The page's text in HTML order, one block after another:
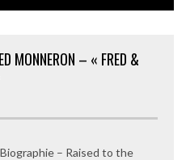
MONNERON – « FRED &
– Raised to the